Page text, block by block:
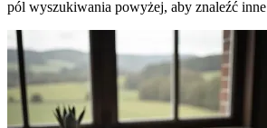
pól wyszukiwania powyżej, aby znaleźć